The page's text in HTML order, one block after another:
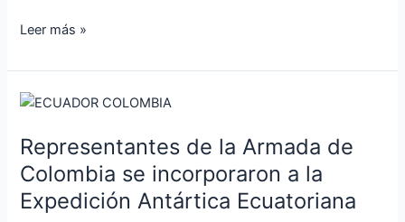
Leer más »
Representantes de la Armada de
Colombia se incorporaron a la
Expedición Antártica Ecuatoriana
Representantes
la
Armada
de
Colombia